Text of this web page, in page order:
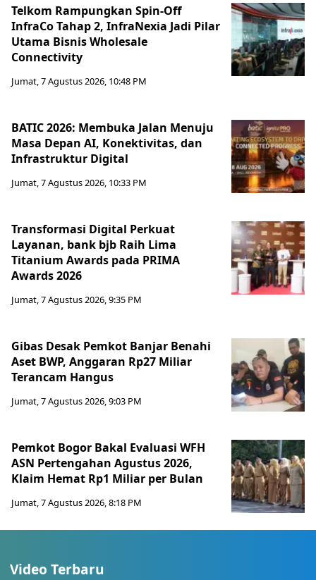
Telkom Rampungkan Spin-Off
InfraCo Tahap 2, InfraNexia Jadi Pilar
Utama Bisnis Wholesale
Connectivity
Jumat, 7 Agustus 2026, 10:48 PM
BATIC 2026: Membuka Jalan Menuju
Masa Depan AI, Konektivitas, dan
Infrastruktur Digital
Jumat, 7 Agustus 2026, 10:33 PM
Transformasi Digital Perkuat
Layanan, bank bjb Raih Lima
Titanium Awards pada PRIMA
Awards 2026
Jumat, 7 Agustus 2026, 9:35 PM
Gibas Desak Pemkot Banjar Benahi
Aset BWP, Anggaran Rp27 Miliar
Terancam Hangus
Jumat, 7 Agustus 2026, 9:03 PM
Pemkot Bogor Bakal Evaluasi WFH
ASN Pertengahan Agustus 2026,
Klaim Hemat Rp1 Miliar per Bulan
Jumat, 7 Agustus 2026, 8:18 PM
Video Terbaru